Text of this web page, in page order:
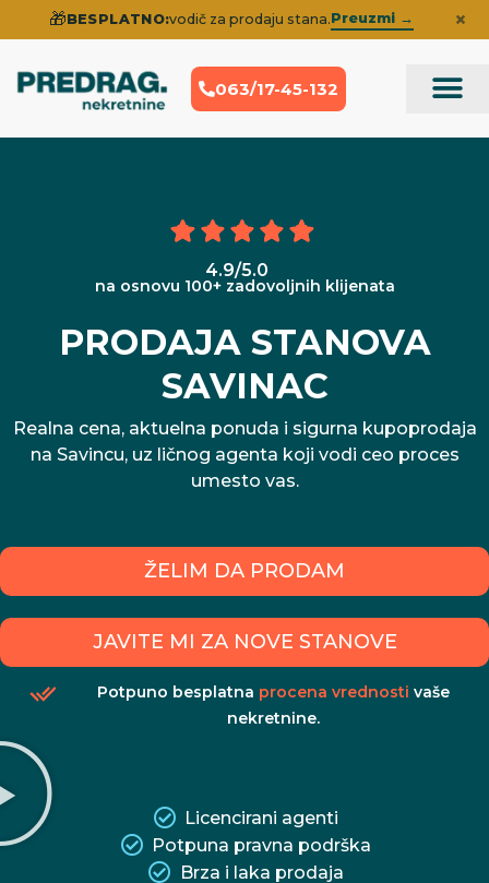
🎁BESPLATNO:vodič za prodaju stana.Preuzmi → ×
063/17-45-132
4.9/5.0
na osnovu 100+ zadovoljnih klijenata
PRODAJA STANOVA
SAVINAC
Realna cena, aktuelna ponuda i sigurna kupoprodaja
na Savincu, uz ličnog agenta koji vodi ceo proces
umesto vas.
ŽELIM DA PRODAM
JAVITE MI ZA NOVE STANOVE
Potpuno besplatna procena vrednosti vaše
nekretnine.
Licencirani agenti
Potpuna pravna podrška
Brza i laka prodaja